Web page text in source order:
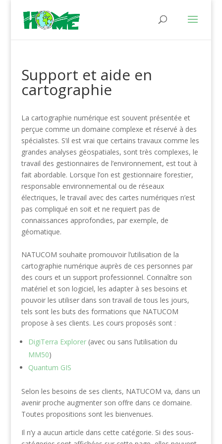
Support et aide en
cartographie
La cartographie numérique est souvent présentée et
perçue comme un domaine complexe et réservé à des
spécialistes. S’il est vrai que certains travaux comme les
grandes analyses géospatiales, sont très complexes, le
travail des gestionnaires de l’environnement, est tout à
fait abordable. Lorsque l’on est gestionnaire forestier,
responsable environnemental ou de réseaux
électriques, le travail avec des cartes numériques n’est
pas compliqué en soit et ne requiert pas de
connaissances approfondies, par exemple, de
géomatique.
NATUCOM souhaite promouvoir l’utilisation de la
cartographie numérique auprès de ces personnes par
des cours et un support professionnel. Connaître son
matériel et son logiciel, les adapter à ses besoins et
pouvoir les utiliser dans son travail de tous les jours,
tels sont les buts des formations que NATUCOM
propose à ses clients. Les cours proposés sont :
DigiTerra Explorer(avec ou sans l’utilisation du
MM50)
Quantum GIS
Selon les besoins de ses clients, NATUCOM va, dans un
avenir proche augmenter son offre dans ce domaine.
Toutes propositions sont les bienvenues.
Il n’y a aucun article dans cette catégorie. Si des sous-